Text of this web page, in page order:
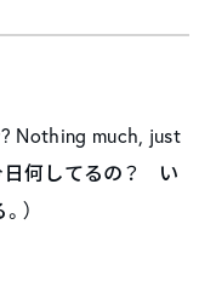
Nothing much, just
日何してるの？ い
）